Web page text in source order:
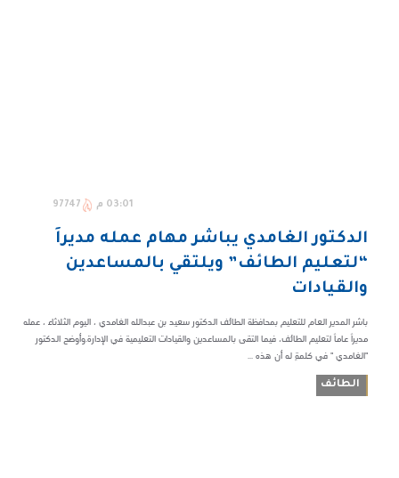
03:01 م 97747
الدكتور الغامدي يباشر مهام عمله مديراً
“لتعليم الطائف” ويلتقي بالمساعدين
والقيادات
باشر المدير العام للتعليم بمحافظة الطائف الدكتور سعيد بن عبدالله الغامدي ، اليوم الثلاثاء ، عمله
مديراً عاماً لتعليم الطائف، فيما التقى بالمساعدين والقيادات التعليمية في الإدارة.وأوضح الدكتور
"الغامدي " في كلمةٍ له أن هذه ...
الطائف